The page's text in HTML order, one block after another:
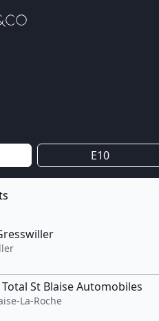
E10
St Blaise Automobiles
La-Roche